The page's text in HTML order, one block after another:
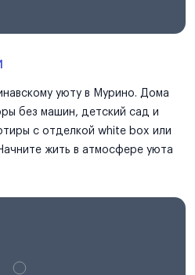
уюту в Мурино. Дома
без машин, детский сад и
с отделкой white box или
жить в атмосфере уюта